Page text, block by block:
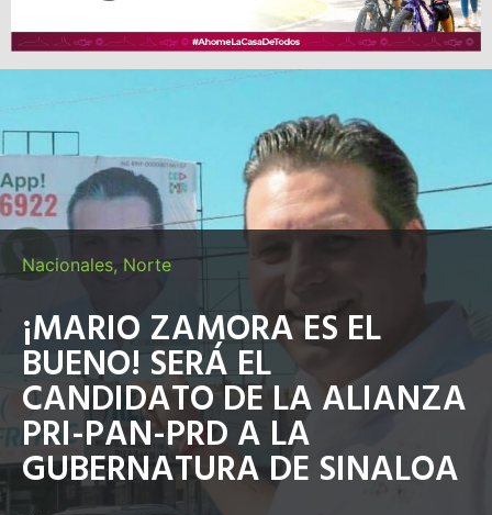
Nacionales, Norte
¡MARIO ZAMORA ES EL
BUENO! SERÁ EL
CANDIDATO DE LA ALIANZA
PRI-PAN-PRD A LA
GUBERNATURA DE SINALOA